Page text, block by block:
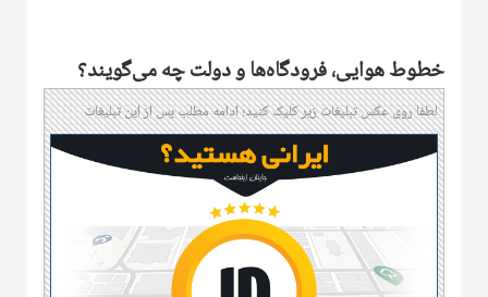
خطوط هوایی، فرودگاه‌ها و دولت چه می‌گویند؟
لطفا روی عکس تبلیغات زیر کلیک کنید؛ ادامه مطلب پس از این تبلیغات